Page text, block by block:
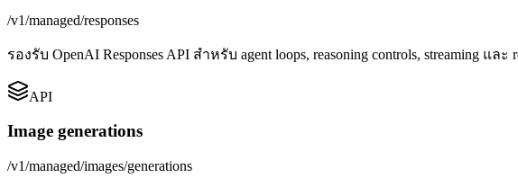
/v1/managed/responses
รองรับ OpenAI Responses API สำหรับ agent loops, reasoning controls, streaming และ
API
Image generations
/v1/managed/images/generations